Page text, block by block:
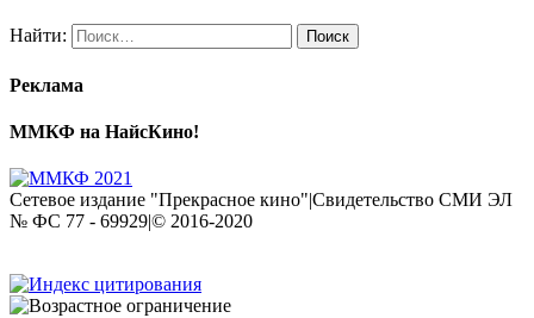
Найти:
Реклама
ММКФ на НайсКино!
Сетевое издание "Прекрасное кино"|Свидетельство СМИ ЭЛ
№ ФС 77 - 69929|© 2016-2020